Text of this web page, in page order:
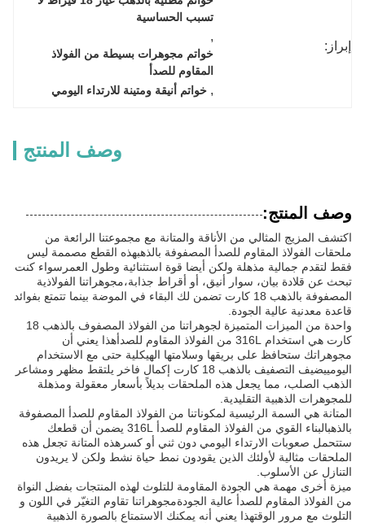
إبراز:
تسبب الحساسية
,
المقاوم للصدأ
, خواتم أنيقة ومتينة للارتداء اليومي
وصف المنتج
وصف المنتج:
اكتشف المزيج المثالي من الأناقة والمتانة مع مجموعتنا الرائعة من
ملحقات الفولاذ المقاوم للصدأ المصفوفة بالذهبهذه القطع مصممة ليس
فقط لتقدم جمالية مذهلة ولكن أيضا قوة استثنائية وطول العمرسواء كنت
تبحث عن قلادة بيان، سوار أنيق، أو أقراط جذابة،مجوهراتنا الفولاذية
المصفوفة بالذهب 18 كارت تضمن لك البقاء في الموضة بينما تتمتع بفوائد
قاعدة معدنية عالية الجودة.
واحدة من الميزات المتميزة لجوهراتنا من الفولاذ المصفوف بالذهب 18
كارت هي استخدام 316L من الفولاذ المقاوم للصدأهذا يعني أن
مجوهراتك ستحافظ على بريقها وسلامتها الهيكلية حتى مع الاستخدام
اليومييضيف التصفيف بالذهب 18 كارت إكمال فاخر يلتقط مظهر ومشاعر
الذهب الصلب، مما يجعل هذه الملحقات بديلاً بأسعار معقولة ومذهلة
للمجوهرات الذهبية التقليدية.
المتانة هي السمة الرئيسية لمكوناتنا من الفولاذ المقاوم للصدأ المصفوفة
بالذهبالبناء القوي من الفولاذ المقاوم للصدأ 316L يضمن أن قطعك
ستتحمل صعوبات الارتداء اليومي دون ثني أو كسرهذه المتانة تجعل هذه
الملحقات مثالية لأولئك الذين يقودون نمط حياة نشط ولكن لا يريدون
التنازل عن الأسلوب.
ميزة أخرى مهمة هي الجودة المقاومة للتلوث لهذه المنتجات بفضل النواة
من الفولاذ المقاوم للصدأ عالية الجودةمجوهراتنا تقاوم التغيّر في اللون و
التلوث مع مرور الوقتهذا يعني أنه يمكنك الاستمتاع بالصورة الذهبية